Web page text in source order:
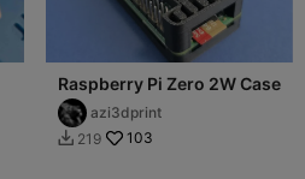
Raspberry Pi Zero 2W Case
azi3dprint
 219 103